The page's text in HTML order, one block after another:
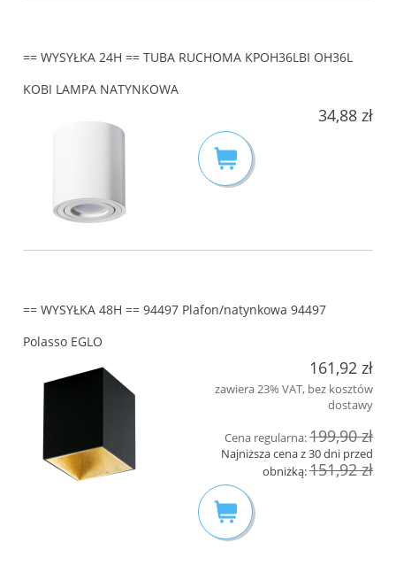
== WYSYŁKA 24H == TUBA RUCHOMA KPOH36LBI OH36L
KOBI LAMPA NATYNKOWA
34,88 zł
== WYSYŁKA 48H == 94497 Plafon/natynkowa 94497
Polasso EGLO
161,92 zł
zawiera 23% VAT, bez kosztów
dostawy
Cena regularna:199,90 zł
Najniższa cena z 30 dni przed
obniżką:151,92 zł